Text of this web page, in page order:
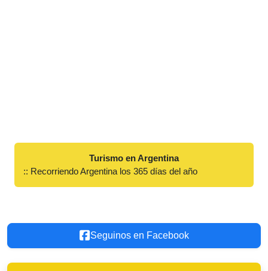
Turismo en Argentina
:: Recorriendo Argentina los 365 días del año
Seguinos en Facebook